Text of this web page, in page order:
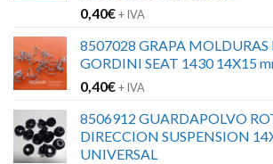
0,40€+ IVA
8507028 GRAPA MOLDURAS
GORDINI SEAT 1430 14X15
0,40€+ IVA
8506912 GUARDAPOLVO
DIRECCION SUSPENSION
UNIVERSAL